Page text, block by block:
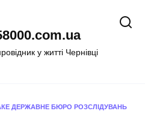
у житті Чернівці
ДЕРЖАВНЕ БЮРО РОЗСЛІДУВАНЬ